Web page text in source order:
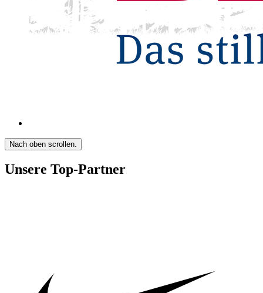
Nach oben scrollen.
Unsere Top-Partner